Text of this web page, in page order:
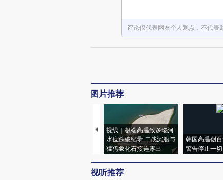
评论仅代表网友个人观点，不代表
图片推荐
视线｜极端高温致多瑙河
水位跌破纪录 二战沉船与
猛犸象化石接连露出
韩国高温创
警告停止一
视听推荐